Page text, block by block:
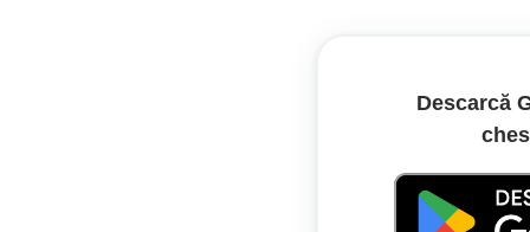
Regulament de aplicare a OUG nr.
Descarcă